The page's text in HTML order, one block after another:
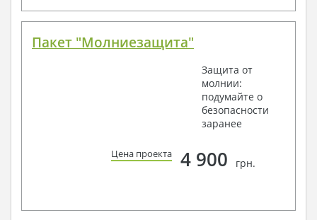
Пакет "Молниезащита"
Защита от
молнии:
подумайте о
безопасности
заранее
Цена проекта 4 900 грн.